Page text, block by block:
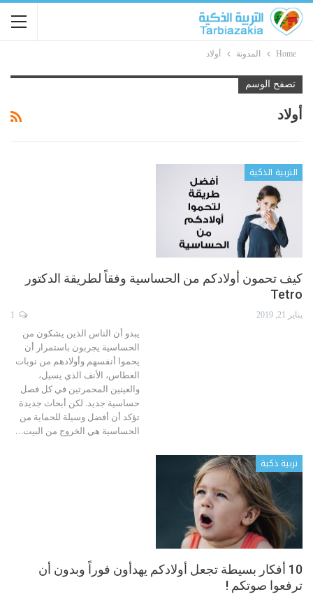
Home المدونة أولاد
تصفح الوسم
أولاد
التربية الذكية
كيف تحمون أولادكم من الحساسية وفقاً لطريقة الدكتور
Tetro
يناير 21, 2019
يبدو أن الناس الذين يشكون من
الحساسية يجربون باستمرار أن
يحموا أنفسهم وأولادهم من نوبات
العطاس، الأنف الذي يسيل،
والعينين المحمرتين في كل فصل
حساسية جديد. لكن أبحاث جديدة
تؤكد أن أفضل وسيلة للحماية من
الحساسية هي الخروج من البيت…
تربية ذكية
10 أفكار بسيطة تجعل أولادكم يهدأون فوراً وبدون أن
ترفعوا صوتكم !